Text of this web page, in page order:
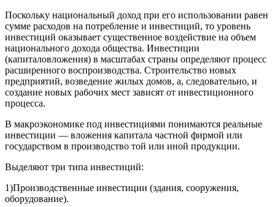
Поскольку национальный доход при его использовании равен
сумме расходов на потребление и инвестиций, то уровень
инвестиций оказывает существенное воздействие на объем
национального дохода общества. Инвестиции
(капиталовложения) в масштабах страны определяют процесс
расширенного воспроизводства. Строительство новых
предприятий, возведение жилых домов, а, следовательно, и
создание новых рабочих мест зависят от инвестиционного
процесса.
В макроэкономике под инвестициями понимаются реальные
инвестиции — вложения капитала частной фирмой или
государством в производство той или иной продукции.
Выделяют три типа инвестиций:
1)Производственные инвестиции (здания, сооружения,
оборудование).